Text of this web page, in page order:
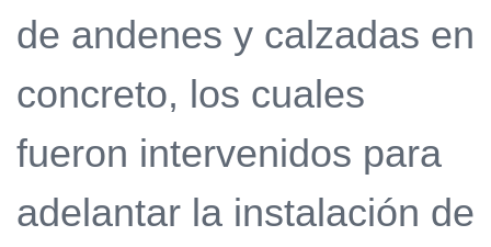
de andenes y calzadas en
concreto, los cuales
fueron intervenidos para
adelantar la instalación de